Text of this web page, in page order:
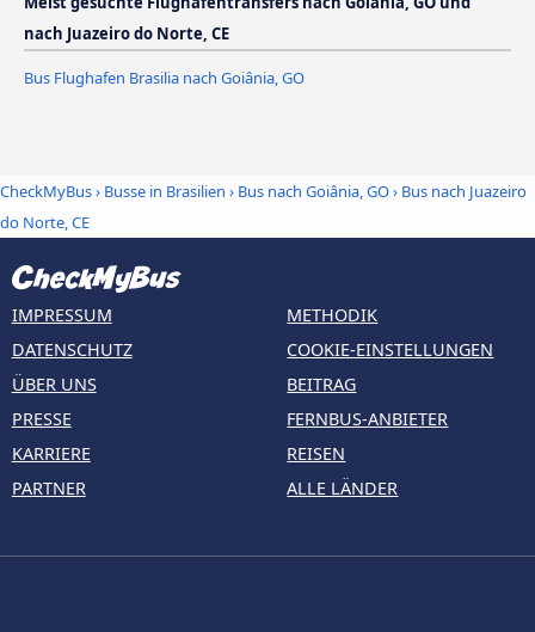
nach Juazeiro do Norte, CE
Bus Flughafen Brasilia nach Goiânia, GO
CheckMyBus› Busse in Brasilien › Bus nach Goiânia, GO› Bus nach Juazeiro
do Norte, CE
IMPRESSUM
DATENSCHUTZ
ÜBER UNS
PRESSE
KARRIERE
PARTNER
METHODIK
COOKIE-EINSTELLUNGEN
BEITRAG
FERNBUS-ANBIETER
REISEN
ALLE LÄNDER